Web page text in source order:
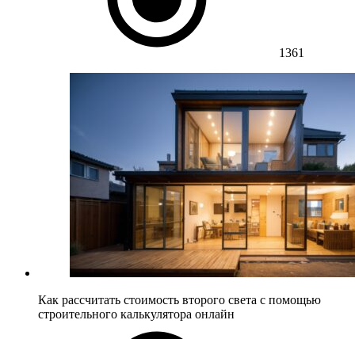
1361
Как рассчитать стоимость второго света с помощью
строительного калькулятора онлайн